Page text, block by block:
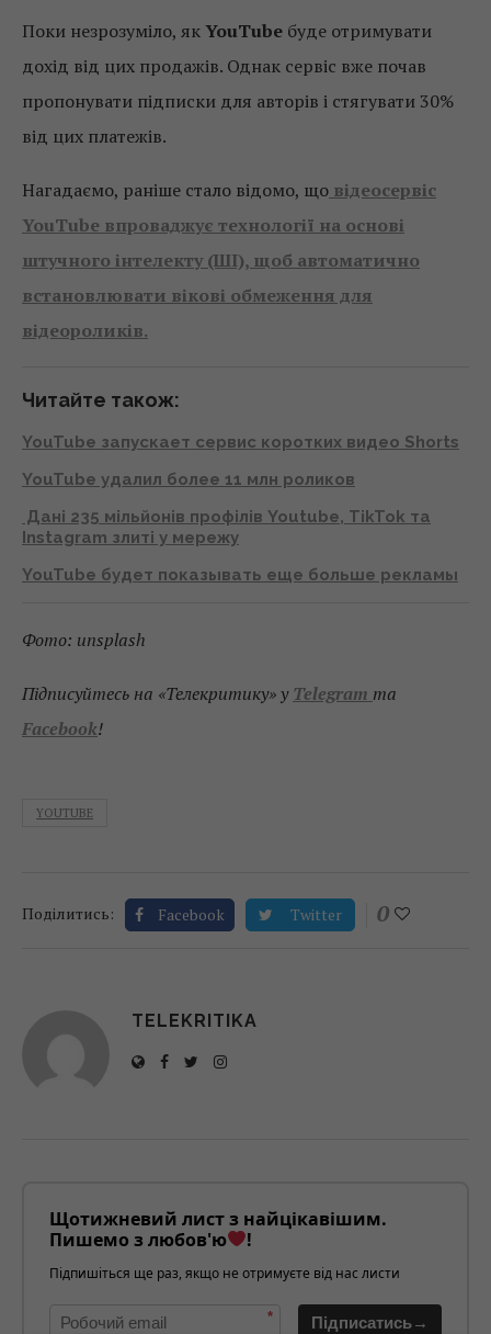
Поки незрозуміло, якYouTube буде отримувати
дохід від цих продажів. Однак сервіс вже почав
пропонувати підписки для авторів і стягувати 30%
від цих платежів.
Нагадаємо, раніше стало відомо, що відеосервіс
YouTube впроваджує технології на основі
штучного інтелекту (ШІ), щоб автоматично
встановлювати вікові обмеження для
відеороликів.
Читайте також:
YouTube запускает сервис коротких видео Shorts
YouTube удалил более 11 млн роликов
Дані 235 мільйонів профілів Youtube, TikTok та
Instagram злиті у мережу
YouTube будет показывать еще больше рекламы
Фото: unsplash
Підписуйтесь на «Телекритику» у Telegram та
Facebook!
YOUTUBE
Поділитись: Facebook Twitter 0
TELEKRITIKA
Щотижневий лист з найцікавішим.
Пишемо з любов'ю
!
Підпишіться ще раз, якщо не отримуєте від нас листи
* Підписатись→